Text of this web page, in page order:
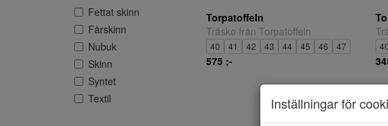
Torpatoffeln
Fettat skinn
Fårskinn
Nubuk
Skinn
Syntet
Textil
Torpatoffeln
Träsko från Torpatoffeln
40 41 42 43 44 45 46 47
575 ;-
40
Inställningar för